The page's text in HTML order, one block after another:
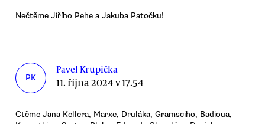
Nečtěme Jiřího Pehe a Jakuba Patočku!
PK
Pavel Krupička
11. října 2024 v 17.54
Čtěme Jana Kellera, Marxe, Druláka, Gramsciho, Badioua,